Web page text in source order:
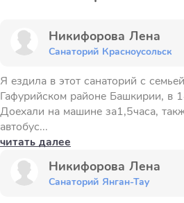
Никифорова Лена
Санаторий Красноусольск
Я ездила в этот санаторий с
Гафурийском районе Башкирии, в
Доехали на машине за1,5часа,
автобус...
читать далее
Никифорова Лена
Санаторий Янган-Тау